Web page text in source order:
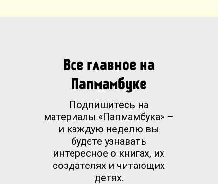
Все главное на
Папмамбуке
Подпишитесь на
материалы «Папмамбука» –
и каждую неделю вы
будете узнавать
интересное о книгах, их
создателях и читающих
детях.